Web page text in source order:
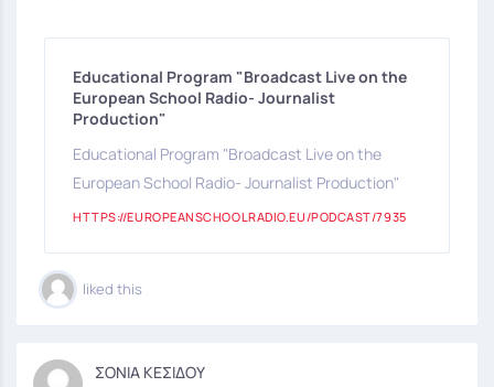
Educational Program "Broadcast Live on the
European School Radio- Journalist
Production"
Educational Program "Broadcast Live on the
European School Radio- Journalist Production"
HTTPS://EUROPEANSCHOOLRADIO.EU/PODCAST/7935
liked this
ΣΟΝΙΑ ΚΕΣΙΔΟΥ